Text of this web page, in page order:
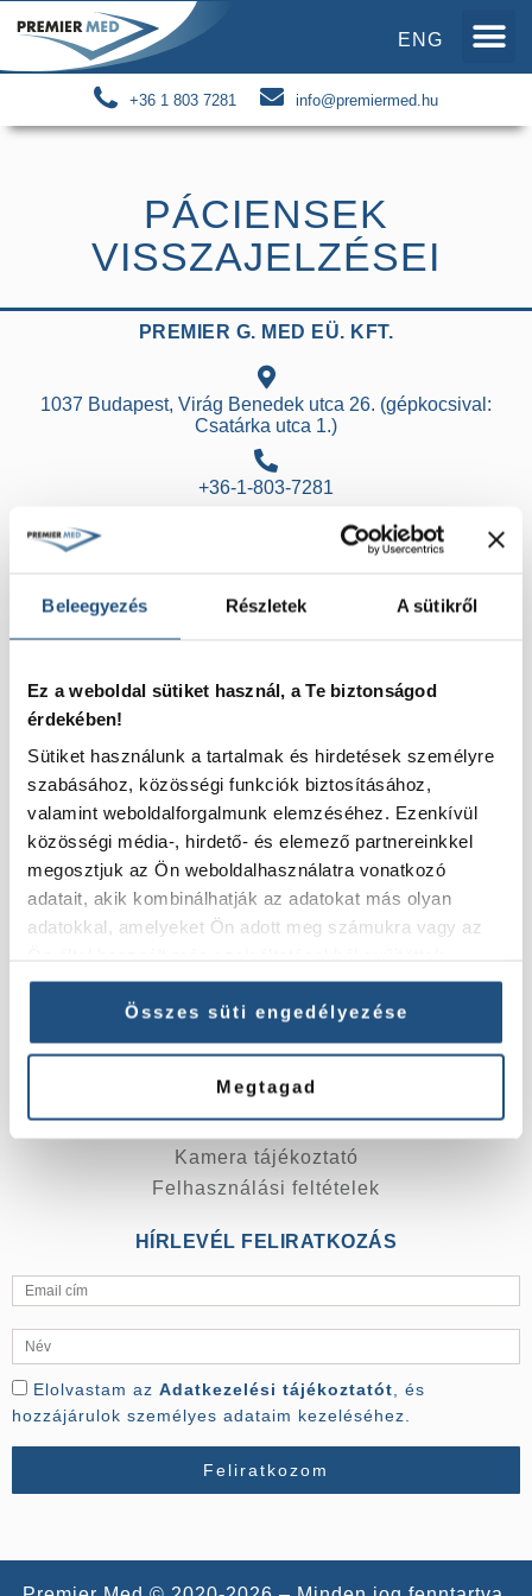
Beleegyezés Részletek A sütikről
Ez a weboldal sütiket használ, a Te biztonságod
érdekében!
Sütiket használunk a tartalmak és hirdetések személyre
szabásához, közösségi funkciók biztosításához,
valamint weboldalforgalmunk elemzéséhez. Ezenkívül
közösségi média-, hirdető- és elemező partnereinkkel
megosztjuk az Ön weboldalhasználatra vonatkozó
adatait, akik kombinálhatják az adatokat más olyan
adatokkal, amelyeket Ön adott meg számukra vagy az
Összes süti engedélyezése
Megtagad
ENG
+36 1 803 7281 info@premiermed.hu
PÁCIENSEK
VISSZAJELZÉSEI
PREMIER G. MED EÜ. KFT.
1037 Budapest, Virág Benedek utca 26. (gépkocsival:
Csatárka utca 1.)
+36-1-803-7281
info@premiermed.hu
SZOLGÁLTATÁSAINK
Pajzsmirigy
Mióma RFA kezelés
Mióma embolizáció
Pajzsmirigy rák
Endokrinológia
Máj tumorabláció
HASZNOS LINKEK
ÁSZF Premier Med Egészségügyi Kft
Árak
Kapcsolat
Kamera tájékoztató
Felhasználási feltételek
HÍRLEVÉL FELIRATKOZÁS
Elolvastam az Adatkezelési tájékoztatót , és
hozzájárulok személyes adataim kezeléséhez.